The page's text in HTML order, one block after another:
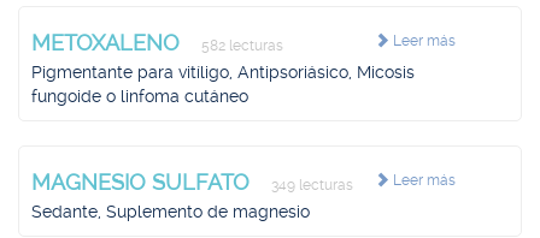
Leer más
METOXALENO 582 lecturas
Pigmentante para vitíligo, Antipsoriásico, Micosis
fungoide o linfoma cutáneo
Leer más
MAGNESIO SULFATO 349 lecturas
Sedante, Suplemento de magnesio